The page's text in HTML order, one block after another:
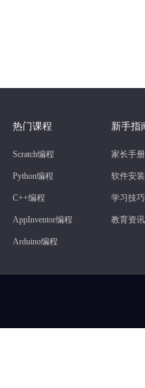
热门课程
Scratch编程
Python编程
C++编程
AppInventor编程
Arduino编程
新手指
家长手册
软件安装
学习技巧
教育资讯